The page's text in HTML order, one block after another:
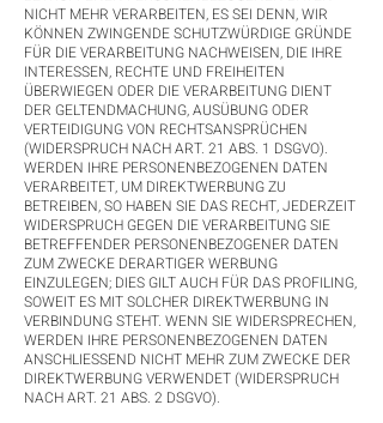
NICHT MEHR VERARBEITEN, ES SEI DENN, WIR
KÖNNEN ZWINGENDE SCHUTZWÜRDIGE GRÜNDE
FÜR DIE VERARBEITUNG NACHWEISEN, DIE IHRE
INTERESSEN, RECHTE UND FREIHEITEN
ÜBERWIEGEN ODER DIE VERARBEITUNG DIENT
DER GELTENDMACHUNG, AUSÜBUNG ODER
VERTEIDIGUNG VON RECHTSANSPRÜCHEN
(WIDERSPRUCH NACH ART. 21 ABS. 1 DSGVO).
WERDEN IHRE PERSONENBEZOGENEN DATEN
VERARBEITET, UM DIREKTWERBUNG ZU
BETREIBEN, SO HABEN SIE DAS RECHT, JEDERZEIT
WIDERSPRUCH GEGEN DIE VERARBEITUNG SIE
BETREFFENDER PERSONENBEZOGENER DATEN
ZUM ZWECKE DERARTIGER WERBUNG
EINZULEGEN; DIES GILT AUCH FÜR DAS PROFILING,
SOWEIT ES MIT SOLCHER DIREKTWERBUNG IN
VERBINDUNG STEHT. WENN SIE WIDERSPRECHEN,
WERDEN IHRE PERSONENBEZOGENEN DATEN
ANSCHLIESSEND NICHT MEHR ZUM ZWECKE DER
DIREKTWERBUNG VERWENDET (WIDERSPRUCH
NACH ART. 21 ABS. 2 DSGVO).